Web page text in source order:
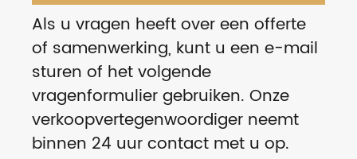
Als u vragen heeft over een offerte
of samenwerking, kunt u een e-mail
sturen of het volgende
vragenformulier gebruiken. Onze
verkoopvertegenwoordiger neemt
binnen 24 uur contact met u op.